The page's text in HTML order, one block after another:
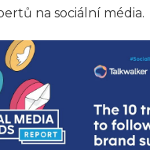
na sociální média.